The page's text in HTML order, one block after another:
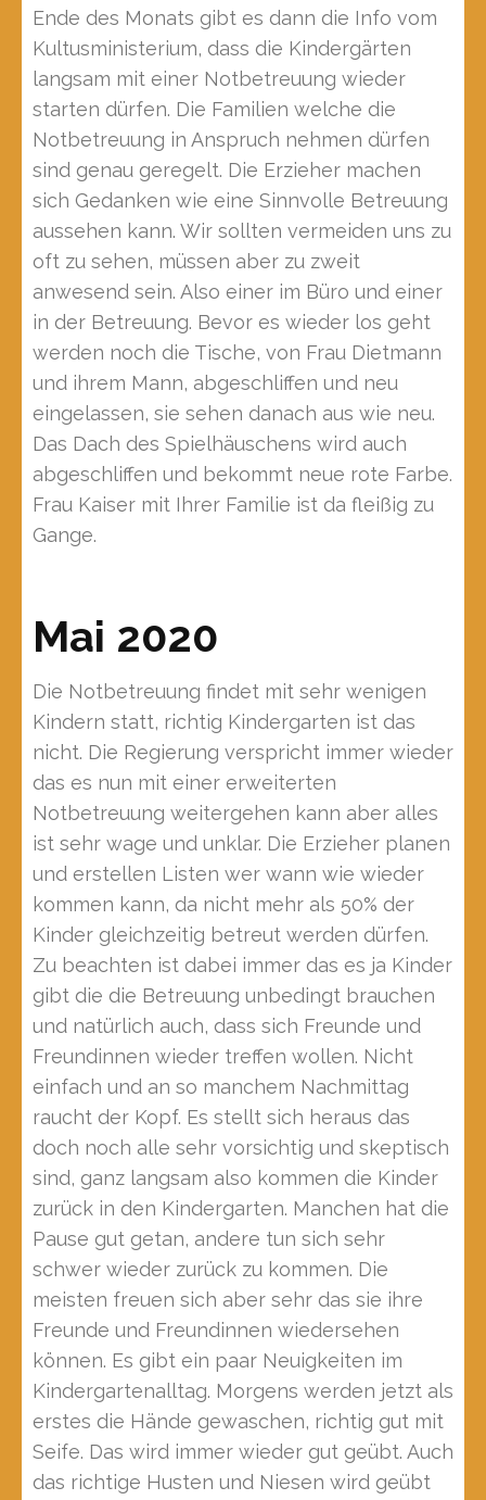
Ende des Monats gibt es dann die Info vom
Kultusministerium, dass die Kindergärten
langsam mit einer Notbetreuung wieder
starten dürfen. Die Familien welche die
Notbetreuung in Anspruch nehmen dürfen
sind genau geregelt. Die Erzieher machen
sich Gedanken wie eine Sinnvolle Betreuung
aussehen kann. Wir sollten vermeiden uns zu
oft zu sehen, müssen aber zu zweit
anwesend sein. Also einer im Büro und einer
in der Betreuung. Bevor es wieder los geht
werden noch die Tische, von Frau Dietmann
und ihrem Mann, abgeschliffen und neu
eingelassen, sie sehen danach aus wie neu.
Das Dach des Spielhäuschens wird auch
abgeschliffen und bekommt neue rote Farbe.
Frau Kaiser mit Ihrer Familie ist da fleißig zu
Gange.
Mai 2020
Die Notbetreuung findet mit sehr wenigen
Kindern statt, richtig Kindergarten ist das
nicht. Die Regierung verspricht immer wieder
das es nun mit einer erweiterten
Notbetreuung weitergehen kann aber alles
ist sehr wage und unklar. Die Erzieher planen
und erstellen Listen wer wann wie wieder
kommen kann, da nicht mehr als 50% der
Kinder gleichzeitig betreut werden dürfen.
Zu beachten ist dabei immer das es ja Kinder
gibt die die Betreuung unbedingt brauchen
und natürlich auch, dass sich Freunde und
Freundinnen wieder treffen wollen. Nicht
einfach und an so manchem Nachmittag
raucht der Kopf. Es stellt sich heraus das
doch noch alle sehr vorsichtig und skeptisch
sind, ganz langsam also kommen die Kinder
zurück in den Kindergarten. Manchen hat die
Pause gut getan, andere tun sich sehr
schwer wieder zurück zu kommen. Die
meisten freuen sich aber sehr das sie ihre
Freunde und Freundinnen wiedersehen
können. Es gibt ein paar Neuigkeiten im
Kindergartenalltag. Morgens werden jetzt als
erstes die Hände gewaschen, richtig gut mit
Seife. Das wird immer wieder gut geübt. Auch
das richtige Husten und Niesen wird geübt